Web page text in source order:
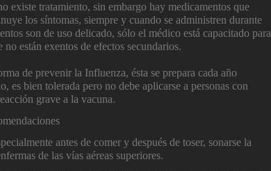
existe tratamiento, sin embargo hay medicamentos que
los síntomas, siempre y cuando se administren durante
son de uso delicado, sólo el médico está capacitado para
están exentos de efectos secundarios.
de prevenir la Influenza, ésta se prepara cada año
es bien tolerada pero no debe aplicarse a personas con
grave a la vacuna.
antes de comer y después de toser, sonarse la
de las vías aéreas superiores.